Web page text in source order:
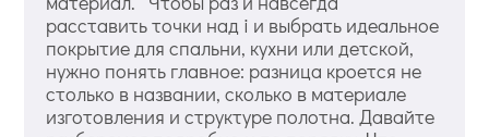
расставить точки над i и выбрать идеальное
покрытие для спальни, кухни или детской,
нужно понять главное: разница кроется не
столько в названии, сколько в материале
изготовления и структуре полотна. Давайте